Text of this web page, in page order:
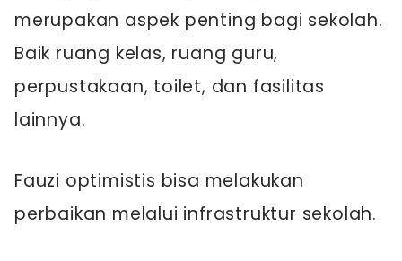
merupakan aspek penting bagi sekolah.
Baik ruang kelas, ruang guru,
perpustakaan, toilet, dan fasilitas
lainnya.
Fauzi optimistis bisa melakukan
perbaikan melalui infrastruktur sekolah.